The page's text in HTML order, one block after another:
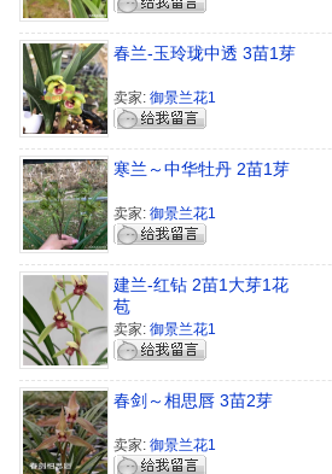
春兰-玉玲珑中透 3苗1芽
卖家: 御景兰花1
寒兰～中华牡丹 2苗1芽
卖家: 御景兰花1
建兰-红钻 2苗1大芽1花
苞
卖家: 御景兰花1
春剑～相思唇 3苗2芽
卖家: 御景兰花1